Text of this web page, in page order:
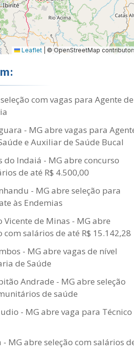
Leaflet © OpenStreetMap
com vagas para Agente de
- MG abre vagas para
e Auxiliar de Saúde Bucal
do Indaiá - MG abre concurso
de até R$ 4.500,00
- MG abre seleção para
às Endemias
Vicente de Minas - MG abre
salários de até R$ 15.142,28
- MG abre vagas de nível
de Saúde
Andrade - MG abre seleção
de saúde
- MG abre vaga para Técnico
MG abre seleção com salários